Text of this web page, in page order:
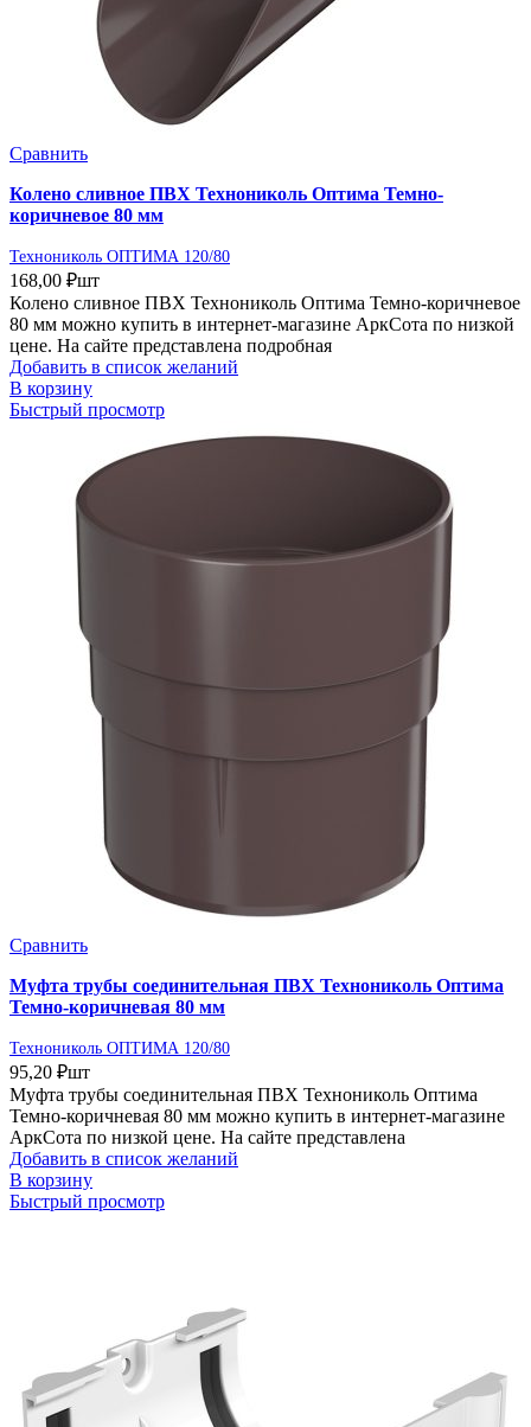
Сравнить
Колено сливное ПВХ Технониколь Оптима Темно-
коричневое 80 мм
Технониколь ОПТИМА 120/80
168,00 ₽шт
Колено сливное ПВХ Технониколь Оптима Темно-коричневое
80 мм можно купить в интернет-магазине АркСота по низкой
цене. На сайте представлена подробная
Добавить в список желаний
В корзину
Быстрый просмотр
Сравнить
Муфта трубы соединительная ПВХ Технониколь Оптима
Темно-коричневая 80 мм
Технониколь ОПТИМА 120/80
95,20 ₽шт
Муфта трубы соединительная ПВХ Технониколь Оптима
Темно-коричневая 80 мм можно купить в интернет-магазине
АркСота по низкой цене. На сайте представлена
Добавить в список желаний
В корзину
Быстрый просмотр